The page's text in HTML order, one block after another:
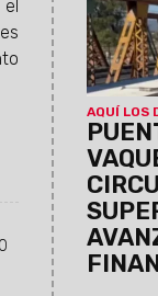
AQUÍ LOS
acceso,